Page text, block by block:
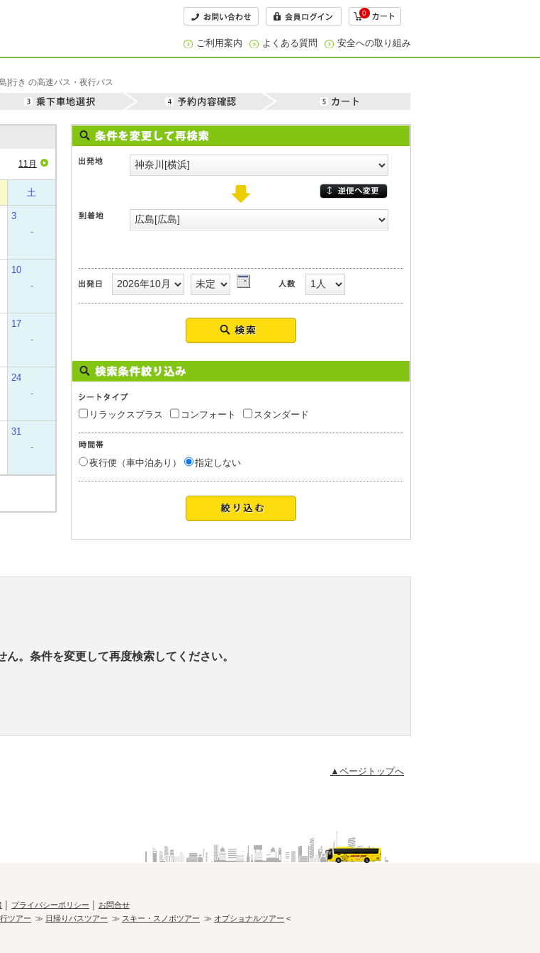
0
ご利用案内 よくある質問 安全への取り組み
]行き の高速バス・夜行バス
11月
土
3
-
10
-
17
-
24
-
31
-
リラックスプラス コンフォート スタンダード
夜行便（車中泊あり） 指定しない
ん。条件を変更して再度検索してください。
▲ページトップへ
プライバシーポリシー
お問合せ
ツアー ≫ 日帰りバスツアー ≫ スキー・スノボツアー ≫ オプショナルツアー <